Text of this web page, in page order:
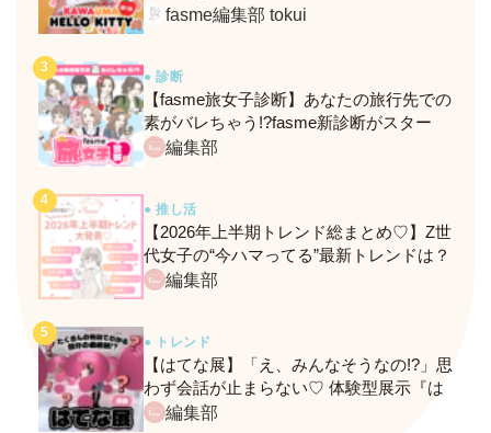
定メニュー＆グッズをレポ！
fasme編集部 tokui
● 診断
【fasme旅女子診断】あなたの旅行先での
素がバレちゃう!?fasme新診断がスター
ト！編集部
● 推し活
【2026年上半期トレンド総まとめ♡】Z世
代女子の“今ハマってる”最新トレンドは？
ネクストバズ予報もチェック♪
編集部
● トレンド
【はてな展】「え、みんなそうなの!?」思
わず会話が止まらない♡ 体験型展示『は
てな展』に行ってきたレポ
編集部